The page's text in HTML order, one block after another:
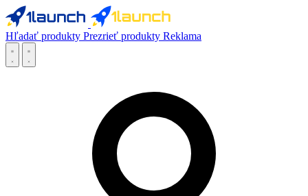
Hľadať produkty Prezrieť produkty Reklama